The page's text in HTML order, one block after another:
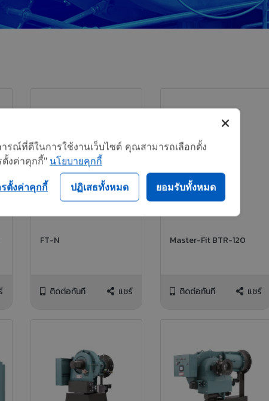
FT-N
ติดต่อทันที แชร์
Master-Fit BTR-120
ติดต่อทันที แชร์
รณ์ที่ดีในการใช้งานเว็บไซต์ คุณสามารถเลือกตั้ง
งค่าคุกกี้" นโยบายคุกกี้
ปฏิเสธทั้งหมด ยอมรับทั้งหมด
ตั้งค่าคุกกี้